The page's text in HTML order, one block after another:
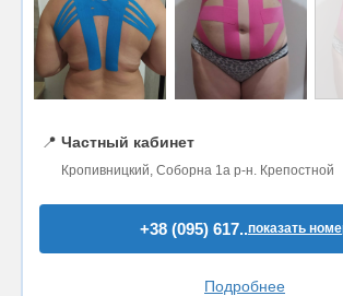
📍 Частный кабинет
Кропивницкий, Соборна 1а р-н. Крепостной
+38 (095) 617..показать
Подробнее